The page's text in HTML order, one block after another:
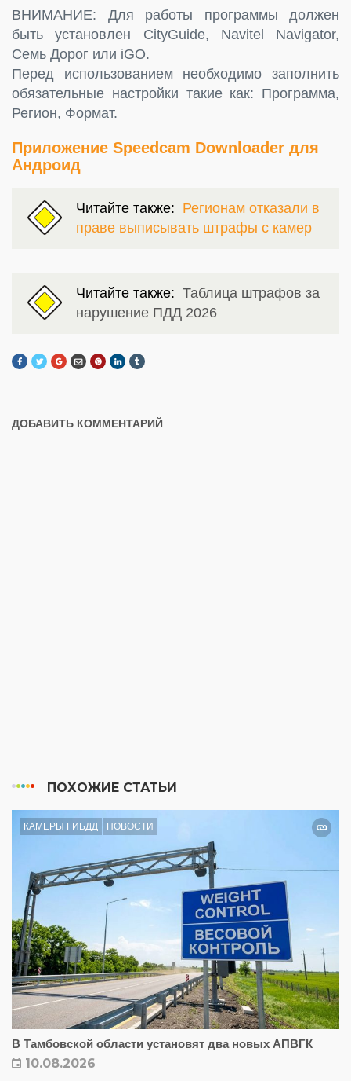
ВНИМАНИЕ: Для работы программы должен
быть установлен CityGuide, Navitel Navigator,
Семь Дорог или iGO.
Перед использованием необходимо заполнить
обязательные настройки такие как: Программа,
Регион, Формат.
Приложение Speedcam Downloader для
Андроид
Читайте также: Регионам отказали в
праве выписывать штрафы с камер
Читайте также: Таблица штрафов за
нарушение ПДД 2026
ДОБАВИТЬ КОММЕНТАРИЙ
ПОХОЖИЕ СТАТЬИ
КАМЕРЫ ГИБДД НОВОСТИ
В Тамбовской области установят два новых АПВГК
10.08.2026